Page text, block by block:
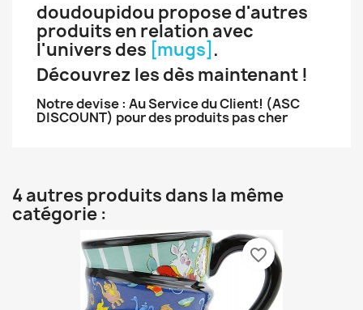
doudoupidou propose d'autres
produits en relation avec
l'univers des [mugs] .
Découvrez les dès maintenant !
Notre devise : Au Service du Client! (ASC
DISCOUNT) pour des produits pas cher
4 autres produits dans la même
catégorie :
favorite_border